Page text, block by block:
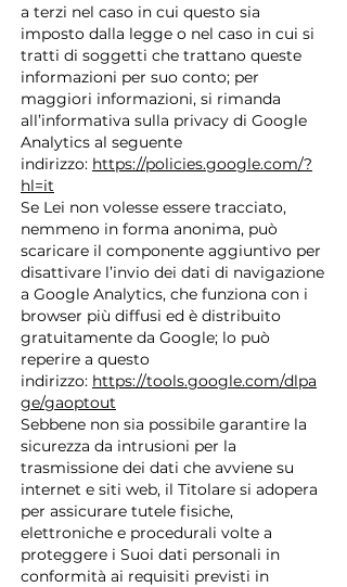
a terzi nel caso in cui questo sia
imposto dalla legge o nel caso in cui si
tratti di soggetti che trattano queste
informazioni per suo conto; per
maggiori informazioni, si rimanda
all’informativa sulla privacy di Google
Analytics al seguente
indirizzo: https://policies.google.com/?
hl=it
Se Lei non volesse essere tracciato,
nemmeno in forma anonima, può
scaricare il componente aggiuntivo per
disattivare l’invio dei dati di navigazione
a Google Analytics, che funziona con i
browser più diffusi ed è distribuito
gratuitamente da Google; lo può
reperire a questo
indirizzo: https://tools.google.com/dlpa
ge/gaoptout
Sebbene non sia possibile garantire la
sicurezza da intrusioni per la
trasmissione dei dati che avviene su
internet e siti web, il Titolare si adopera
per assicurare tutele fisiche,
elettroniche e procedurali volte a
proteggere i Suoi dati personali in
conformità ai requisiti previsti in